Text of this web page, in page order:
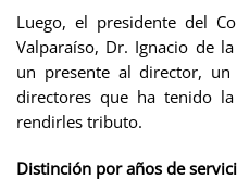
Luego, el presidente del
Valparaíso, Dr. Ignacio de
un presente al director,
directores que ha tenido
rendirles tributo.
Distinción por años de